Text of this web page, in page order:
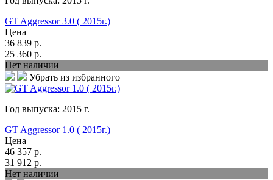
GT Aggressor 3.0 ( 2015г.)
Цена
36 839 р.
25 360 р.
Нет наличии
Убрать из избранного
Год выпуска: 2015 г.
GT Aggressor 1.0 ( 2015г.)
Цена
46 357 р.
31 912 р.
Нет наличии